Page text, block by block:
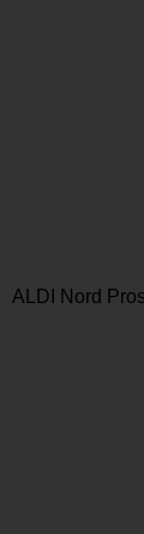
ALDI Nord